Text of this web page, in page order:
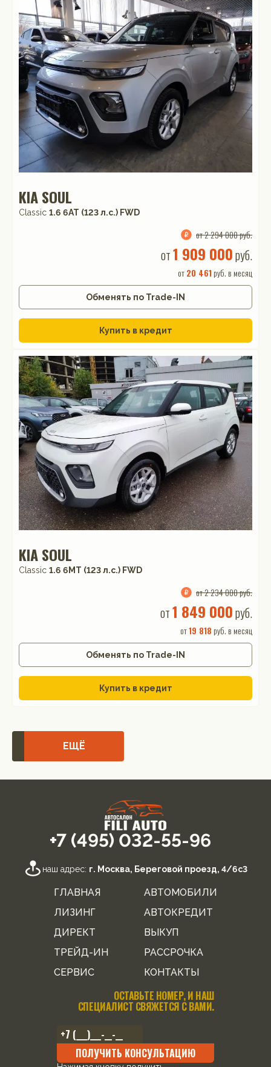
KIA SOUL
Classic 1.6 6АТ (123 л.с.) FWD
от 2 294 000 руб.
от1 909 000руб.
от20 461 руб. в месяц
Обменять по Trade-IN
Купить в кредит
KIA SOUL
Classic 1.6 6МТ (123 л.с.) FWD
от 2 234 000 руб.
от1 849 000руб.
от19 818 руб. в месяц
Обменять по Trade-IN
Купить в кредит
ЕЩЁ
+7 (495) 032-55-96
наш адрес: г. Москва, Береговой проезд, 4/6с3
ГЛАВНАЯ
АВТОМОБИЛИ
ЛИЗИНГ
АВТОКРЕДИТ
ДИРЕКТ
ВЫКУП
ТРЕЙД-ИН
РАССРОЧКА
СЕРВИС
КОНТАКТЫ
ОСТАВЬТЕ НОМЕР, И НАШ
СПЕЦИАЛИСТ СВЯЖЕТСЯ С ВАМИ.
ПОЛУЧИТЬ КОНСУЛЬТАЦИЮ